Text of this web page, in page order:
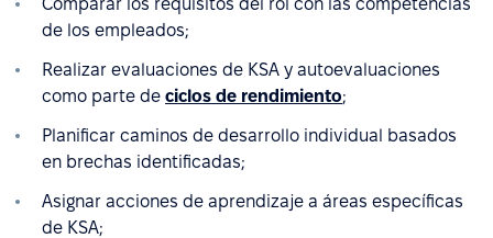
Comparar los requisitos del rol con las competencias
de los empleados;
Realizar evaluaciones de KSA y autoevaluaciones
como parte de ciclos de rendimiento;
Planificar caminos de desarrollo individual basados
en brechas identificadas;
Asignar acciones de aprendizaje a áreas específicas
de KSA;